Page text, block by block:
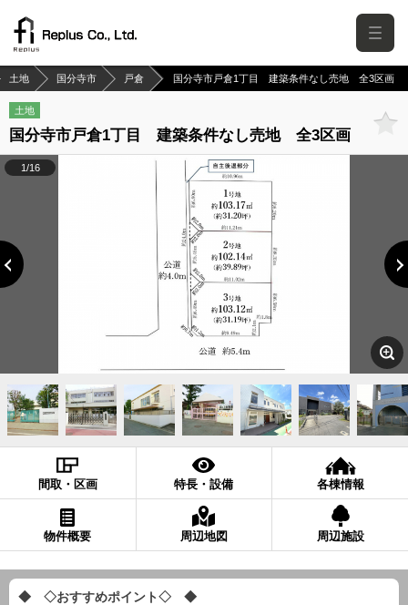
土地 国分寺市 戸倉 国分寺市戸倉1丁目 建築条件なし売地 全3区画
土地
国分寺市戸倉1丁目 建築条件なし売地 全3区画
1/16
間取・区画 特長・設備 各棟情報
物件概要 周辺地図 周辺施設
◆ ◇おすすめポイント◇ ◆